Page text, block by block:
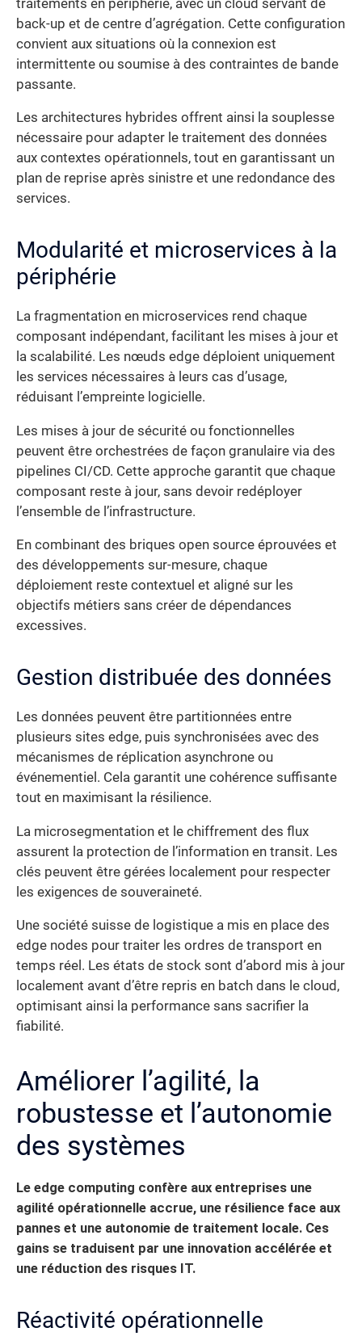
traitements en périphérie, avec un cloud servant de
back-up et de centre d’agrégation. Cette configuration
convient aux situations où la connexion est
intermittente ou soumise à des contraintes de bande
passante.
Les architectures hybrides offrent ainsi la souplesse
nécessaire pour adapter le traitement des données
aux contextes opérationnels, tout en garantissant un
plan de reprise après sinistre et une redondance des
services.
Modularité et microservices à la
périphérie
La fragmentation en microservices rend chaque
composant indépendant, facilitant les mises à jour et
la scalabilité. Les nœuds edge déploient uniquement
les services nécessaires à leurs cas d’usage,
réduisant l’empreinte logicielle.
Les mises à jour de sécurité ou fonctionnelles
peuvent être orchestrées de façon granulaire via des
pipelines CI/CD. Cette approche garantit que chaque
composant reste à jour, sans devoir redéployer
l’ensemble de l’infrastructure.
En combinant des briques open source éprouvées et
des développements sur-mesure, chaque
déploiement reste contextuel et aligné sur les
objectifs métiers sans créer de dépendances
excessives.
Gestion distribuée des données
Les données peuvent être partitionnées entre
plusieurs sites edge, puis synchronisées avec des
mécanismes de réplication asynchrone ou
événementiel. Cela garantit une cohérence suffisante
tout en maximisant la résilience.
La microsegmentation et le chiffrement des flux
assurent la protection de l’information en transit. Les
clés peuvent être gérées localement pour respecter
les exigences de souveraineté.
Une société suisse de logistique a mis en place des
edge nodes pour traiter les ordres de transport en
temps réel. Les états de stock sont d’abord mis à jour
localement avant d’être repris en batch dans le cloud,
optimisant ainsi la performance sans sacrifier la
fiabilité.
Améliorer l’agilité, la
robustesse et l’autonomie
des systèmes
Le edge computing confère aux entreprises une
agilité opérationnelle accrue, une résilience face aux
pannes et une autonomie de traitement locale. Ces
gains se traduisent par une innovation accélérée et
une réduction des risques IT.
Réactivité opérationnelle